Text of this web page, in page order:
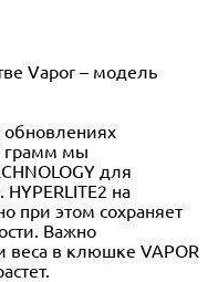
Vapor – модель
обновлениях
грамм мы
для
на
при этом сохраняет
Важно
веса в клюшке VAPOR